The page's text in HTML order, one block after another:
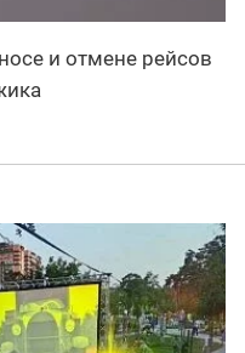
и отмене рейсов